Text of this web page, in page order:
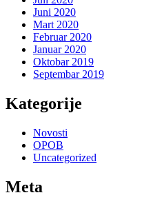
Juni 2020
Mart 2020
Februar 2020
Januar 2020
Oktobar 2019
Septembar 2019
Kategorije
Novosti
OPOB
Uncategorized
Meta